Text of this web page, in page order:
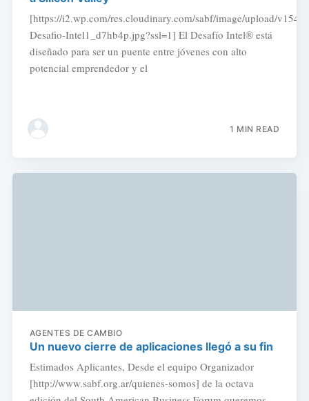
[https://i2.wp.com/res.cloudinary.com/sabf/image/upload/
Desafio-Intel1_d7hb4p.jpg?ssl=1] El Desafío Intel® está
diseñado para ser un puente entre jóvenes con alto
potencial emprendedor y el
1 MIN READ
AGENTES DE CAMBIO
Un nuevo cierre de aplicaciones llegó a su fin
Estimados Aplicantes, Desde el equipo Organizador
[http://www.sabf.org.ar/quienes-somos] de la octava